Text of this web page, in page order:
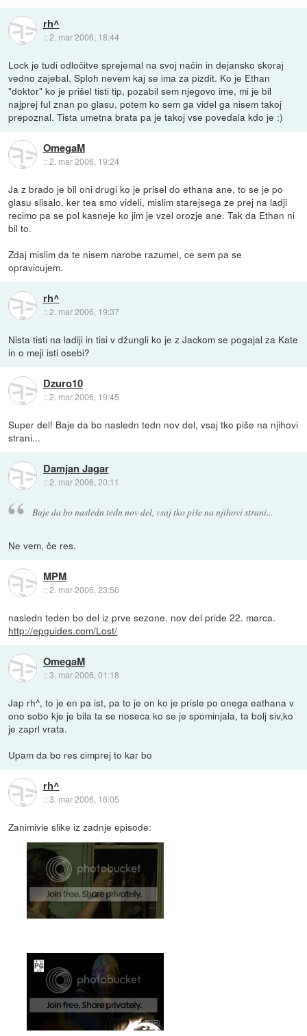
rh^
::2. mar 2006, 18:44
Lock je tudi odločitve sprejemal na svoj način in dejansko skoraj
vedno zajebal. Sploh nevem kaj se ima za pizdit. Ko je Ethan
"doktor" ko je prišel tisti tip, pozabil sem njegovo ime, mi je bil
najprej ful znan po glasu, potem ko sem ga videl ga nisem takoj
prepoznal. Tista umetna brata pa je takoj vse povedala kdo je :)
OmegaM
::2. mar 2006, 19:24
Ja z brado je bil oni drugi ko je prisel do ethana ane, to se je po
glasu slisalo, ker tea smo videli, mislim starejsega ze prej na ladji
recimo pa se pol kasneje ko jim je vzel orozje ane. Tak da Ethan ni
bil to.
Zdaj mislim da te nisem narobe razumel, ce sem pa se
opravicujem.
rh^
::2. mar 2006, 19:37
Nista tisti na ladiji in tisi v džungli ko je z Jackom se pogajal za Kate
in o meji isti osebi?
Dzuro10
::2. mar 2006, 19:45
Super del! Baje da bo nasledn tedn nov del, vsaj tko piše na njihovi
strani...
Damjan Jagar
::2. mar 2006, 20:11
Baje da bo nasledn tedn nov del, vsaj tko piše na njihovi strani...
Ne vem, če res.
MPM
::2. mar 2006, 23:50
nasledn teden bo del iz prve sezone. nov del pride 22. marca.
http://epguides.com/Lost/
OmegaM
::3. mar 2006, 01:18
Jap rh^, to je en pa ist, pa to je on ko je prisle po onega eathana v
ono sobo kje je bila ta se noseca ko se je spominjala, ta bolj siv,ko
je zaprl vrata.
Upam da bo res cimprej to kar bo
rh^
::3. mar 2006, 16:05
Zanimivie slike iz zadnje episode: